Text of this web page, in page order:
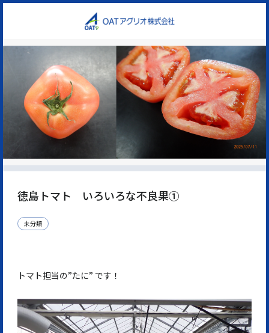
徳島トマト いろいろな不良果①
未分類
トマト担当の”たに” です！